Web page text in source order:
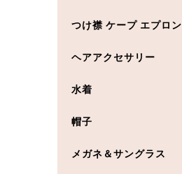
つけ襟 ケープ エプロン
ヘアアクセサリー
水着
帽子
メガネ＆サングラス